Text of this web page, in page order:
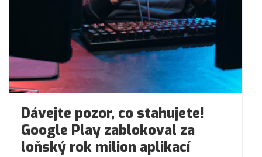
Dávejte pozor, co stahujete!
Google Play zablokoval za
loňský rok milion aplikací